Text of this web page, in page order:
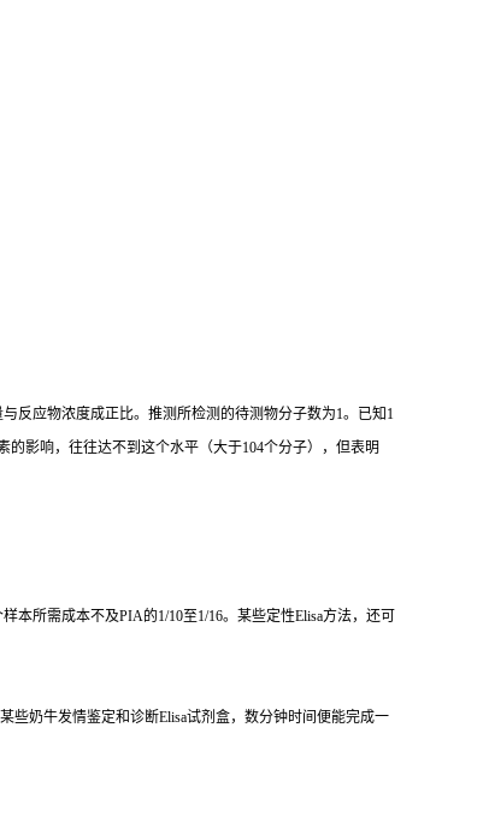
反应物浓度成正比。推测所检测的待测物分子数为1。已知1
的影响，往往达不到这个水平（大于104个分子），但表明
本所需成本不及PIA的1/10至1/16。某些定性Elisa方法，还可
些奶牛发情鉴定和诊断Elisa试剂盒，数分钟时间便能完成一